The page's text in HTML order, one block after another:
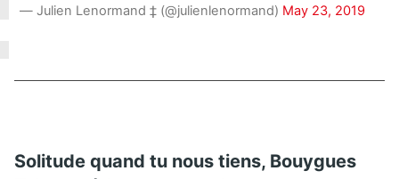
— Julien Lenormand ‡ (@julienlenormand) May 23, 2019
Solitude quand tu nous tiens, Bouygues